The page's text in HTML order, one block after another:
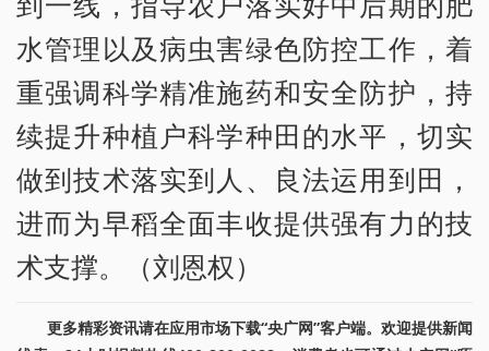
水管理以及病虫害绿色防控工作，着
重强调科学精准施药和安全防护，持
续提升种植户科学种田的水平，切实
做到技术落实到人、良法运用到田，
进而为早稻全面丰收提供强有力的技
术支撑。（刘恩权）
更多精彩资讯请在应用市场下载“央广网”客户端。欢迎提供新闻